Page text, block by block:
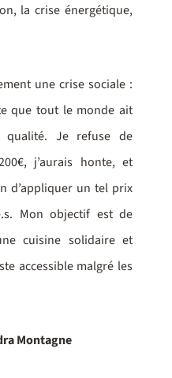
la crise énergétique,
une crise sociale :
que tout le monde ait
Je refuse de
j’aurais honte, et
d’appliquer un tel prix
Mon objectif est de
cuisine solidaire et
accessible malgré les
Montagne